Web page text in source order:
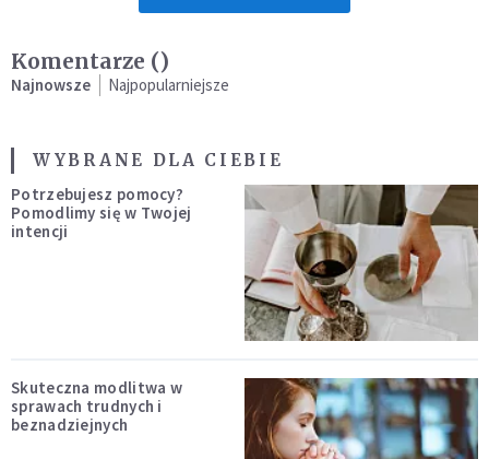
Komentarze ()
Najnowsze Najpopularniejsze
WYBRANE DLA CIEBIE
Potrzebujesz pomocy?
Pomodlimy się w Twojej
intencji
Skuteczna modlitwa w
sprawach trudnych i
beznadziejnych